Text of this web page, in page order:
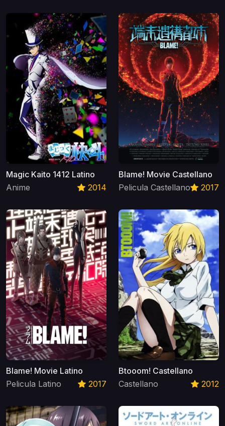
Magic Kaito 1412 Latino
Anime
2014
Blame! Movie Castellano
Pelicula Castellano
2017
Blame! Movie Latino
Pelicula Latino
2017
Btooom! Castellano
Castellano
2012